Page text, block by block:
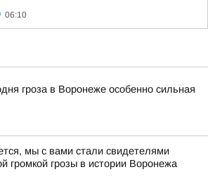
06:10
гроза в Воронеже особенно сильная
мы с вами стали свидетелями
громкой грозы в истории Воронежа